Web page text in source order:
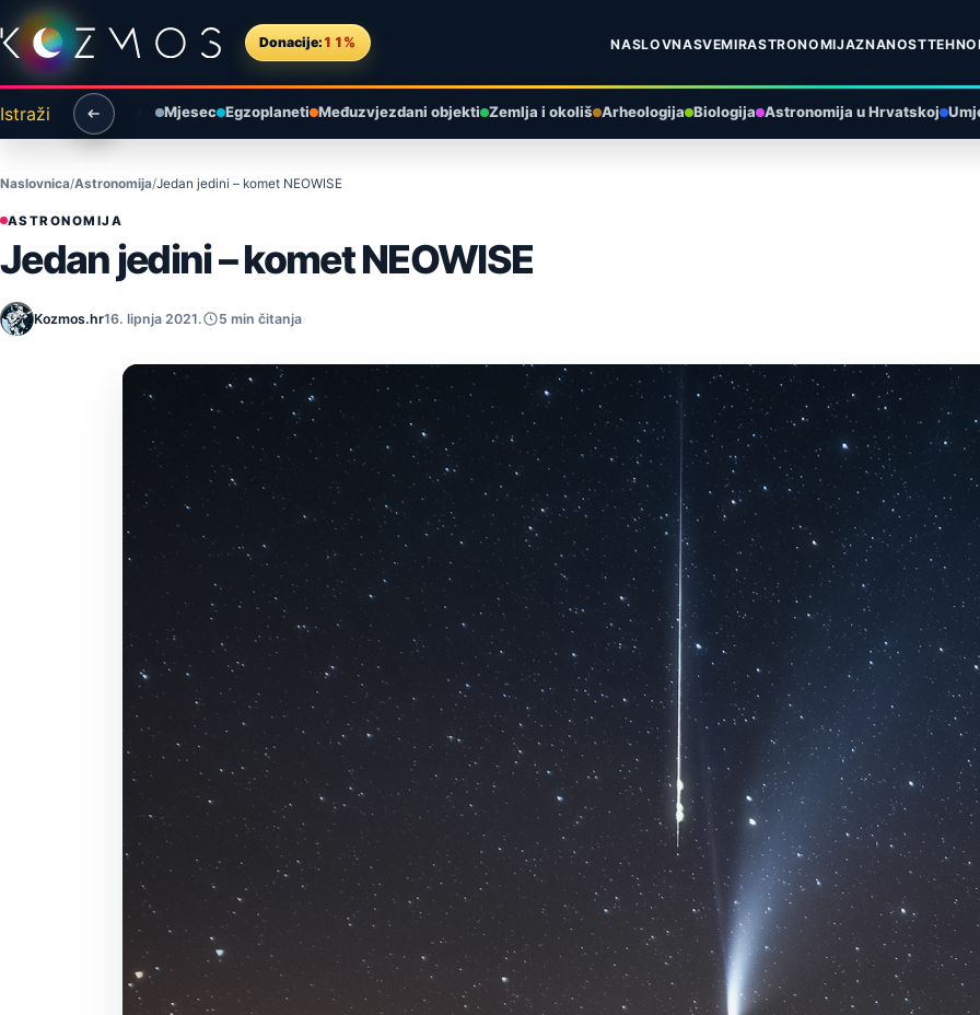
Preskoči na sadržaj
Donacije: 11% NASLOVNASVEMIRASTRONOMIJAZNANOST
Istraži Mjesec Egzoplaneti Međuzvjezdani objekti Zemlja i okoliš Arheologija Biologija Astronomija u Hrvatskoj
Naslovnica Astronomija Jedan jedini – komet NEOWISE
ASTRONOMIJA
Jedan jedini – komet NEOWISE
Kozmos.hr16. lipnja 2021. 5 min čitanja